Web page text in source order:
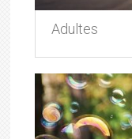
Adultes